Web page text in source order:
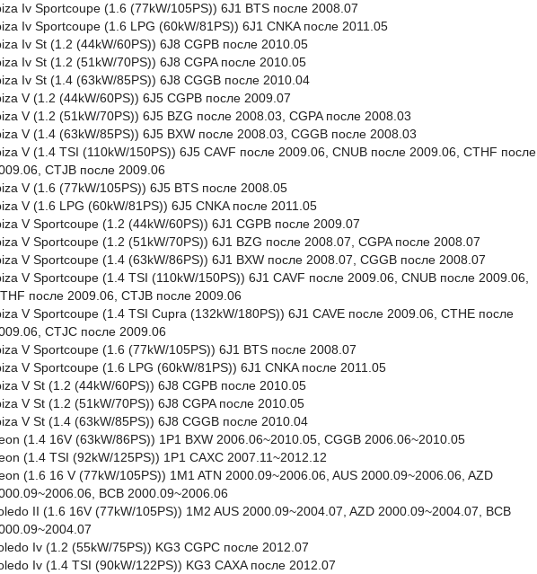
Iv Sportcoupe (1.6 (77kW/105PS)) 6J1 BTS после 2008.07
Iv Sportcoupe (1.6 LPG (60kW/81PS)) 6J1 CNKA после 2011.05
Iv St (1.2 (44kW/60PS)) 6J8 CGPB после 2010.05
Iv St (1.2 (51kW/70PS)) 6J8 CGPA после 2010.05
Iv St (1.4 (63kW/85PS)) 6J8 CGGB после 2010.04
V (1.2 (44kW/60PS)) 6J5 CGPB после 2009.07
V (1.2 (51kW/70PS)) 6J5 BZG после 2008.03, CGPA после 2008.03
V (1.4 (63kW/85PS)) 6J5 BXW после 2008.03, CGGB после 2008.03
V (1.4 TSI (110kW/150PS)) 6J5 CAVF после 2009.06, CNUB после 2009.06, CTHF после
CTJB после 2009.06
V (1.6 (77kW/105PS)) 6J5 BTS после 2008.05
V (1.6 LPG (60kW/81PS)) 6J5 CNKA после 2011.05
V Sportcoupe (1.2 (44kW/60PS)) 6J1 CGPB после 2009.07
V Sportcoupe (1.2 (51kW/70PS)) 6J1 BZG после 2008.07, CGPA после 2008.07
V Sportcoupe (1.4 (63kW/86PS)) 6J1 BXW после 2008.07, CGGB после 2008.07
V Sportcoupe (1.4 TSI (110kW/150PS)) 6J1 CAVF после 2009.06, CNUB после 2009.06,
после 2009.06, CTJB после 2009.06
V Sportcoupe (1.4 TSI Cupra (132kW/180PS)) 6J1 CAVE после 2009.06, CTHE после
CTJC после 2009.06
V Sportcoupe (1.6 (77kW/105PS)) 6J1 BTS после 2008.07
V Sportcoupe (1.6 LPG (60kW/81PS)) 6J1 CNKA после 2011.05
V St (1.2 (44kW/60PS)) 6J8 CGPB после 2010.05
V St (1.2 (51kW/70PS)) 6J8 CGPA после 2010.05
V St (1.4 (63kW/85PS)) 6J8 CGGB после 2010.04
(1.4 16V (63kW/86PS)) 1P1 BXW 2006.06~2010.05, CGGB 2006.06~2010.05
(1.4 TSI (92kW/125PS)) 1P1 CAXC 2007.11~2012.12
(1.6 16 V (77kW/105PS)) 1M1 ATN 2000.09~2006.06, AUS 2000.09~2006.06, AZD
BCB 2000.09~2006.06
II (1.6 16V (77kW/105PS)) 1M2 AUS 2000.09~2004.07, AZD 2000.09~2004.07, BCB
Iv (1.2 (55kW/75PS)) KG3 CGPC после 2012.07
Iv (1.4 TSI (90kW/122PS)) KG3 CAXA после 2012.07